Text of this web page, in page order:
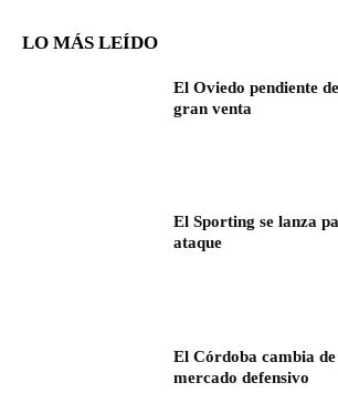
LO MÁS LEÍDO
El Oviedo pendiente
gran venta
El Sporting se lanza
ataque
El Córdoba cambia de
mercado defensivo